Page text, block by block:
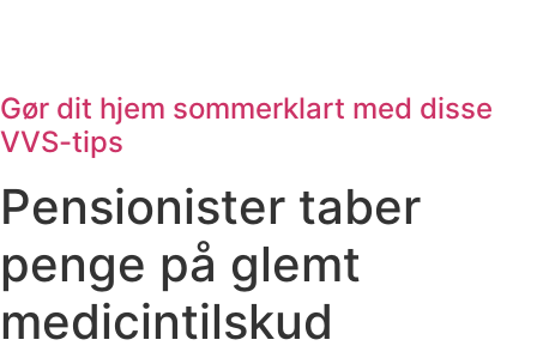
Gør dit hjem sommerklart med disse
VVS-tips
Pensionister taber
penge på glemt
medicintilskud